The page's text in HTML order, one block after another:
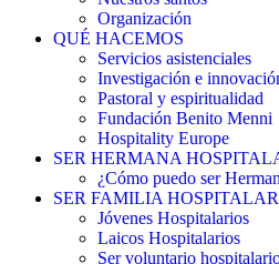
Organización
QUÉ HACEMOS
Servicios asistenciales
Investigación e
Pastoral y espiritualidad
Fundación Benito Menni
Hospitality Europe
SER HERMANA
¿Cómo puedo ser
SER FAMILIA
Jóvenes Hospitalarios
Laicos Hospitalarios
Ser voluntario